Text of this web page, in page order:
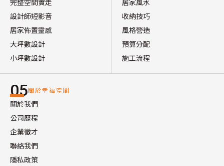
設計師短影音
居家佈置靈感
大坪數設計
小坪數設計
收納技巧
風格營造
預算分配
施工流程
05關於幸福空間
關於我們
公司歷程
企業徵才
聯絡我們
隱私政策